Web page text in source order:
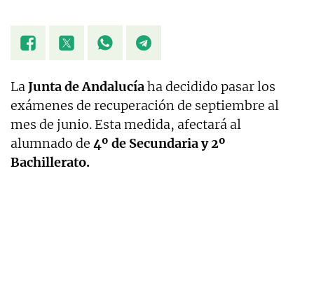
LaJunta de Andalucíaha decidido pasar los
exámenes de recuperación de septiembre al
mes de junio. Esta medida, afectará al
alumnado de 4º de Secundaria y 2º
Bachillerato.